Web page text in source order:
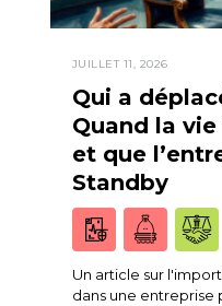
JUILLET 11, 2026
Qui a
Quand la
et que
Standby
Un article sur
dans une entreprise